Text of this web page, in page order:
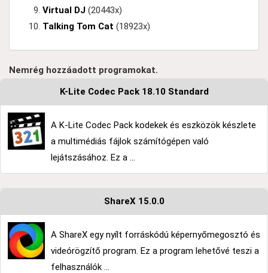
Virtual DJ (20443x)
Talking Tom Cat (18923x)
Nemrég hozzáadott programokat.
K-Lite Codec Pack 18.10 Standard
A K-Lite Codec Pack kodekek és eszközök készlete
a multimédiás fájlok számítógépen való
lejátszásához. Ez a ...
ShareX 15.0.0
A ShareX egy nyílt forráskódú képernyőmegosztó és
videórögzítő program. Ez a program lehetővé teszi a
felhasználók ...